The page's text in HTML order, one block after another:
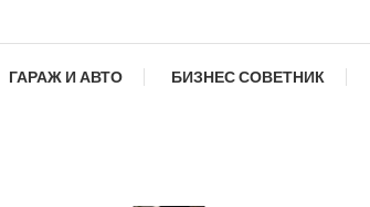
ГАРАЖ И АВТО БИЗНЕС СОВЕТНИК